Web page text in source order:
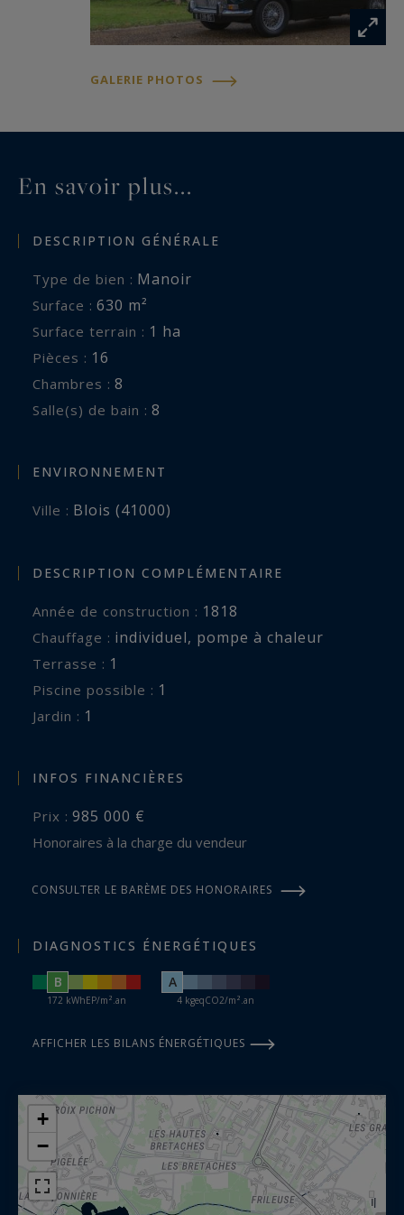
GALERIE PHOTOS
En savoir plus...
DESCRIPTION GÉNÉRALE
Type de bien : Manoir
Surface : 630 m²
Surface terrain : 1 ha
Pièces : 16
Chambres : 8
Salle(s) de bain : 8
ENVIRONNEMENT
Ville : Blois (41000)
DESCRIPTION COMPLÉMENTAIRE
Année de construction : 1818
Chauffage : individuel, pompe à chaleur
terrasse : 1
piscine possible : 1
jardin : 1
INFOS FINANCIÈRES
Prix : 985 000 €
Honoraires à la charge du vendeur
CONSULTER LE BARÈME DES HONORAIRES
DIAGNOSTICS ÉNERGÉTIQUES
B
172 kWhEP/m².an
A
4 kgeqCO2/m².an
AFFICHER LES BILANS ÉNERGÉTIQUES
+
−